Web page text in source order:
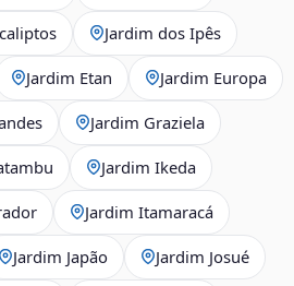
Jardim dos Ipês
Jardim Etan Jardim Europa
Jardim Graziela
Jardim Ikeda
Jardim Itamaracá
Jardim Japão Jardim Josué